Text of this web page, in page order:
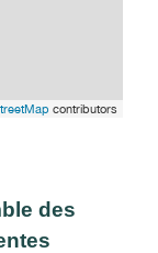
contributors
des